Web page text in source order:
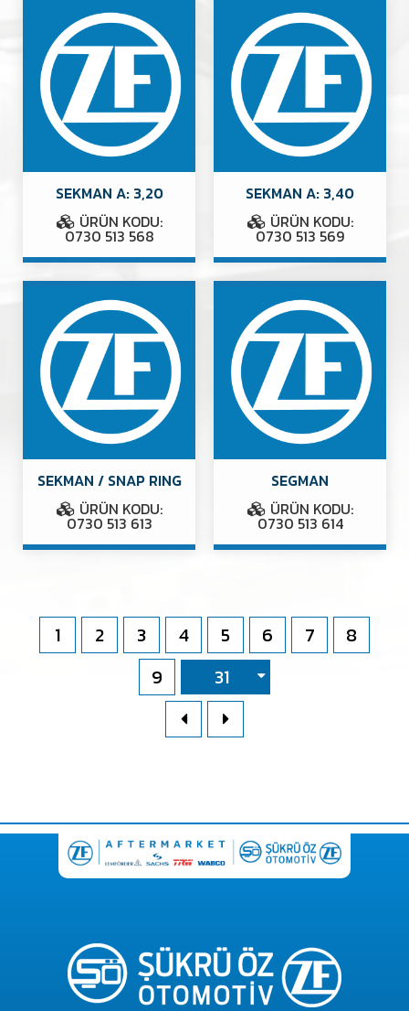
SEKMAN A: 3,20
ÜRÜN KODU:
0730 513 568
SEKMAN A: 3,40
ÜRÜN KODU:
0730 513 569
SEKMAN / SNAP RING
ÜRÜN KODU:
0730 513 613
SEGMAN
ÜRÜN KODU:
0730 513 614
1 2 3 4 5 6 7
8
9
31